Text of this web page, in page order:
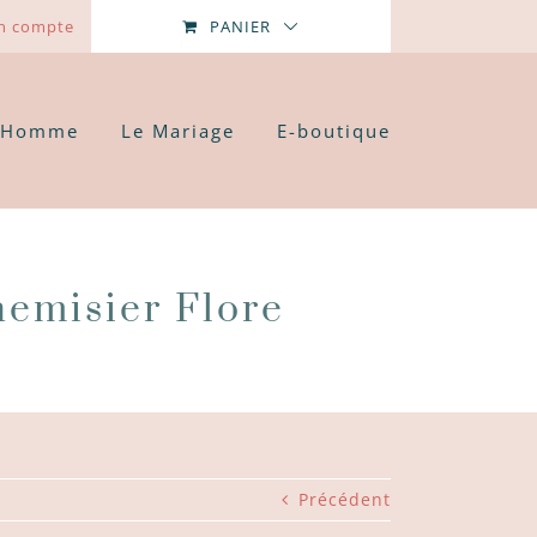
compte PANIER
Le Mariage E-boutique
Flore
Précédent